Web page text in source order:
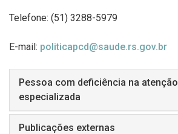
Telefone: (51) 3288-5979
E-mail: politicapcd@saude.rs.gov.br
Pessoa com deficiência na atenção
especializada
Publicações externas